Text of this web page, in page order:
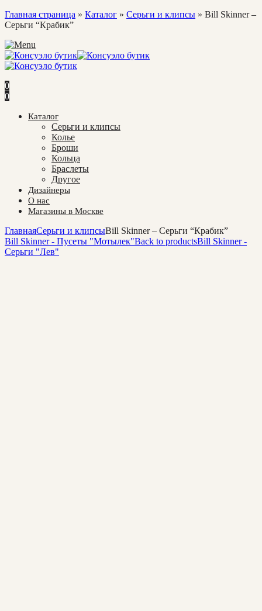
Главная страница » Каталог » Cерьги и клипсы » Bill Skinner –
Серьги “Крабик”
0
0
Каталог
Cерьги и клипсы
Колье
Броши
Кольца
Браслеты
Другое
Дизайнеры
О нас
Магазины в Москве
ГлавнаяCерьги и клипсыBill Skinner – Серьги “Крабик”
Bill Skinner - Пусеты "Мотылек"Back to productsBill Skinner -
Серьги "Лев"